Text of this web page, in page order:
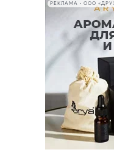
РЕКЛАМА • ООО